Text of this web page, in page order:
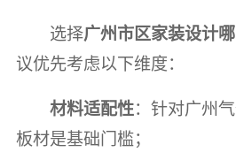
选择广州市区家装设计
议优先考虑以下维度：
材料适配性：针对广州
板材是基础门槛；